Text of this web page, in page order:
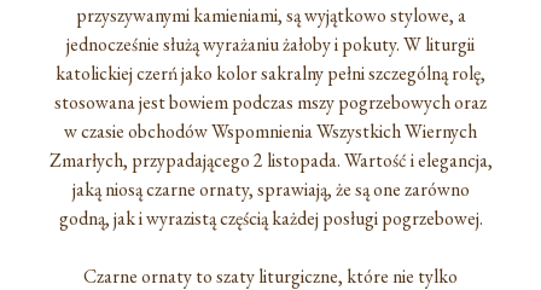
przyszywanymi kamieniami, są wyjątkowo stylowe, a
jednocześnie służą wyrażaniu żałoby i pokuty. W liturgii
katolickiej czerń jako kolor sakralny pełni szczególną rolę,
stosowana jest bowiem podczas mszy pogrzebowych oraz
w czasie obchodów Wspomnienia Wszystkich Wiernych
Zmarłych, przypadającego 2 listopada. Wartość i elegancja,
jaką niosą czarne ornaty, sprawiają, że są one zarówno
godną, jak i wyrazistą częścią każdej posługi pogrzebowej.
Czarne ornaty to szaty liturgiczne, które nie tylko